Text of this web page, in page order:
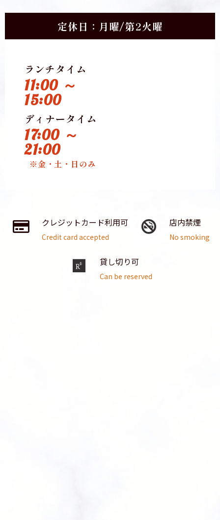
定休日：月曜/第2火曜
ランチタイム
11:00 ～
15:00
ディナータイム
17:00 ～
21:00
※金・土・日のみ
クレジットカード利用可
Credit card accepted
店内禁煙
No smoking
貸し切り可
Can be reserved